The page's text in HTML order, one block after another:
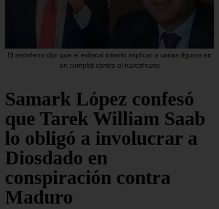
El testaferro dijo que el exfiscal intentó implicar a varias figuras en
un complot contra el narcotirano
Samark López confesó
que Tarek William Saab
lo obligó a involucrar a
Diosdado en
conspiración contra
Maduro